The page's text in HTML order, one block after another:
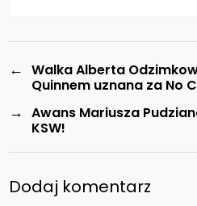
← Walka Alberta
Quinnem uznana za No
→ Awans Mariusza
KSW!
Dodaj komentarz